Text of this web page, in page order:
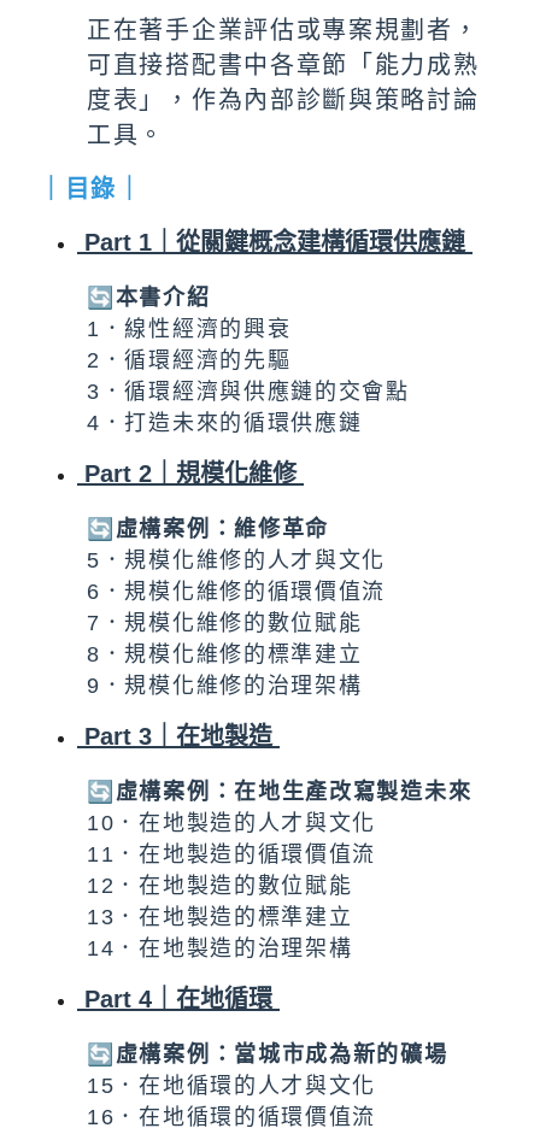
正在著手企業評估或專案規劃者，
可直接搭配書中各章節「能力成熟
度表」，作為內部診斷與策略討論
工具。
｜目錄｜
Part 1｜從關鍵概念建構循環供應鏈
🔄本書介紹
1．線性經濟的興衰
2．循環經濟的先驅
3．循環經濟與供應鏈的交會點
4．打造未來的循環供應鏈
Part 2｜規模化維修
🔄虛構案例：維修革命
5．規模化維修的人才與文化
6．規模化維修的循環價值流
7．規模化維修的數位賦能
8．規模化維修的標準建立
9．規模化維修的治理架構
Part 3｜在地製造
🔄虛構案例：在地生產改寫製造未來
10．在地製造的人才與文化
11．在地製造的循環價值流
12．在地製造的數位賦能
13．在地製造的標準建立
14．在地製造的治理架構
Part 4｜在地循環
🔄虛構案例：當城市成為新的礦場
15．在地循環的人才與文化
16．在地循環的循環價值流